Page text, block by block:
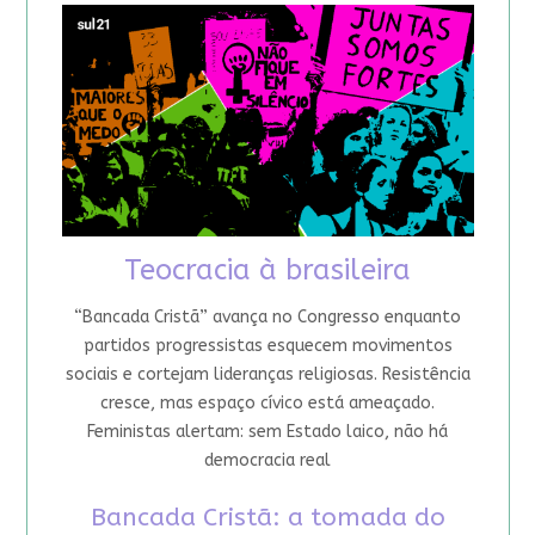
Teocracia à brasileira
“Bancada Cristã” avança no Congresso enquanto
partidos progressistas esquecem movimentos
sociais e cortejam lideranças religiosas. Resistência
cresce, mas espaço cívico está ameaçado.
Feministas alertam: sem Estado laico, não há
democracia real
Bancada Cristã: a tomada do